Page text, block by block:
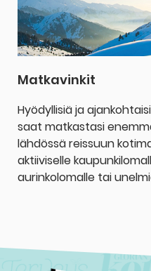
Matkavinkit
Hyödyllisiä ja
saat matkastasi
lähdössä reissuun
aktiiviselle
aurinkolomalle tai